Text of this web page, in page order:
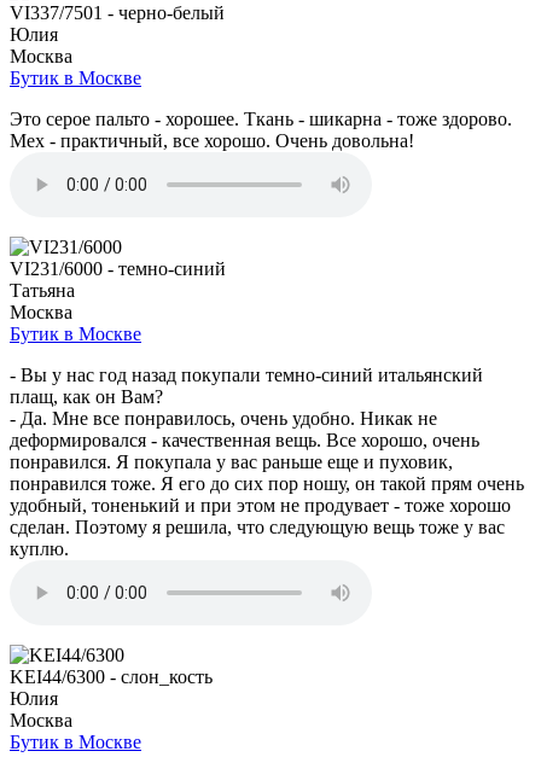
VI337/7501 - черно-белый
Юлия
Москва
Бутик в Москве
Это серое пальто - хорошее. Ткань - шикарна - тоже здорово.
Мех - практичный, все хорошо. Очень довольна!
VI231/6000 - темно-синий
Татьяна
Москва
Бутик в Москве
- Вы у нас год назад покупали темно-синий итальянский
плащ, как он Вам?
- Да. Мне все понравилось, очень удобно. Никак не
деформировался - качественная вещь. Все хорошо, очень
понравился. Я покупала у вас раньше еще и пуховик,
понравился тоже. Я его до сих пор ношу, он такой прям очень
удобный, тоненький и при этом не продувает - тоже хорошо
сделан. Поэтому я решила, что следующую вещь тоже у вас
куплю.
KEI44/6300 - слон_кость
Юлия
Москва
Бутик в Москве